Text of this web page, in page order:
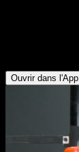
Ouvrir dans l'App